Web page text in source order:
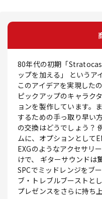
80年代の初期「
ップを加える」 というア
このアイデアを実現した
ピックアップのキャラク
ョンを製作しています。
するための手っ取り早い
の交換はどうでしょう？
ムに、オプションとして
EXGのようなアクセサリ
けで、 ギターサウンドは
SPCでミッドレンジをブ
ブ・トレブルブーストと
プレゼンスをさらに持ち